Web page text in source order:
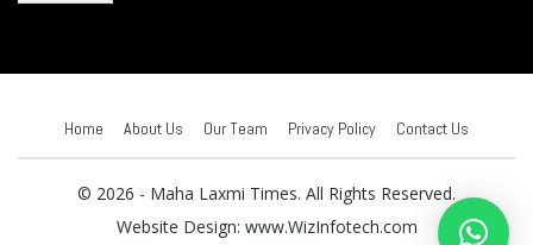
Home About Us Our Team Privacy Policy Contact Us
© 2026 - Maha Laxmi Times. All Rights Reserved.
Website Design: www.WizInfotech.com